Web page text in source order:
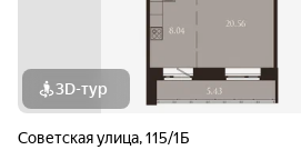
3D-тур
Советская улица,115/1Б